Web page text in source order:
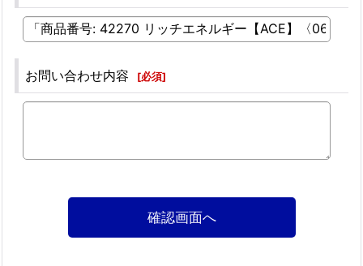
お問い合わせ内容 [必須]
確認画面へ